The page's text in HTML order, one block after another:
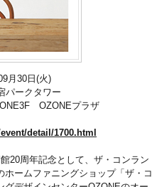
月30日(火)
パークタワー
OZONEプラザ
detail/1700.html
20周年記念として、ザ・コンラン
ームファニングショップ「ザ・コ